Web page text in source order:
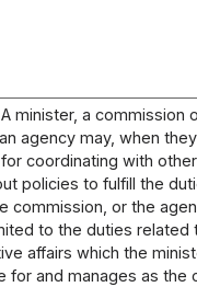
A minister, a commission
agency may, when
coordinating with
policies to fulfill the
commission, or the
to the duties related
affairs which the
for and manages as the